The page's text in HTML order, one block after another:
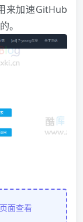
来加速GitHub
。
面查看